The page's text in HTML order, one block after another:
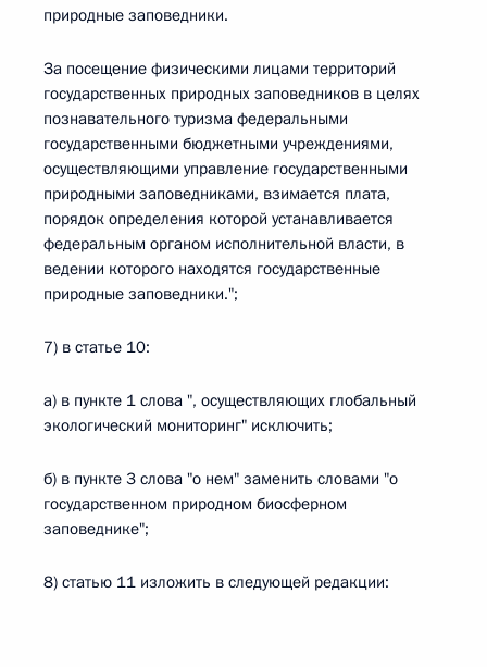
природные заповедники.
За посещение физическими лицами территорий
государственных природных заповедников в целях
познавательного туризма федеральными
государственными бюджетными учреждениями,
осуществляющими управление государственными
природными заповедниками, взимается плата,
порядок определения которой устанавливается
федеральным органом исполнительной власти, в
ведении которого находятся государственные
природные заповедники.";
7) в статье 10:
а) в пункте 1 слова ", осуществляющих глобальный
экологический мониторинг" исключить;
б) в пункте 3 слова "о нем" заменить словами "о
государственном природном биосферном
заповеднике";
8) статью 11 изложить в следующей редакции: